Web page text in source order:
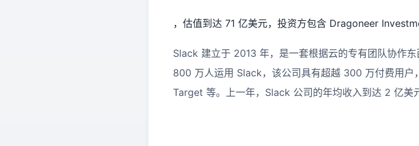
，估值到达 71 亿美元，投资方包含 Dragoneer
Slack 建立于 2013 年，是一套根据云的专有团队协作
800 万人运用 Slack，该公司具有超越 300 万付费用
Target 等。上一年，Slack 公司的年均收入到达 2 亿美